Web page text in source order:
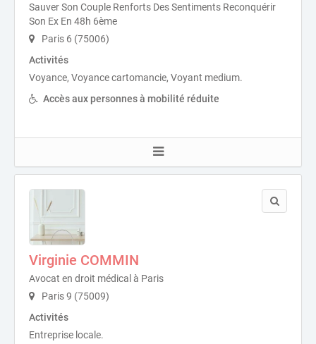
Sauver Son Couple Renforts Des Sentiments Reconquérir
Son Ex En 48h 6ème
Paris 6 (75006)
Activités
Voyance, Voyance cartomancie, Voyant medium.
Accès aux personnes à mobilité réduite
Virginie COMMIN
Avocat en droit médical à Paris
Paris 9 (75009)
Activités
Entreprise locale.